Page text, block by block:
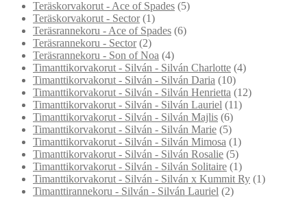
Teräskorvakorut - Ace of Spades (5)
Teräskorvakorut - Sector (1)
Teräsrannekoru - Ace of Spades (6)
Teräsrannekoru - Sector (2)
Teräsrannekoru - Son of Noa (4)
Timanttikorvakorut - Silván - Silván Charlotte (4)
Timanttikorvakorut - Silván - Silván Daria (10)
Timanttikorvakorut - Silván - Silván Henrietta (12)
Timanttikorvakorut - Silván - Silván Lauriel (11)
Timanttikorvakorut - Silván - Silván Majlis (6)
Timanttikorvakorut - Silván - Silván Marie (5)
Timanttikorvakorut - Silván - Silván Mimosa (1)
Timanttikorvakorut - Silván - Silván Rosalie (5)
Timanttikorvakorut - Silván - Silván Solitaire (1)
Timanttikorvakorut - Silván - Silván x Kummit Ry (1)
Timanttirannekoru - Silván - Silván Lauriel (2)